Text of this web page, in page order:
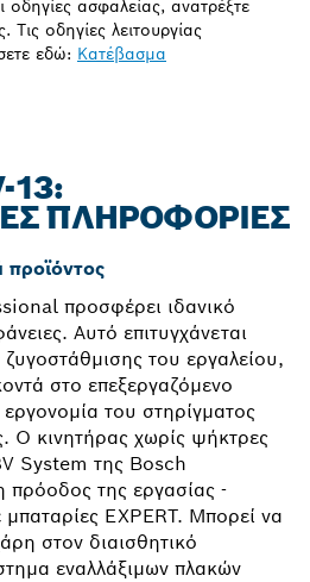
οδηγίες ασφαλείας, ανατρέξτε
Τις οδηγίες λειτουργίας
εδώ: Κατέβασμα
13:
ΠΛΗΡΟΦΟΡΊΕΣ
προϊόντος
προσφέρει ιδανικό
Αυτό επιτυγχάνεται
του εργαλείου,
στο επεξεργαζόμενο
εργονομία του στηρίγματος
Ο κινητήρας χωρίς ψήκτρες
System της Bosch
πρόοδος της εργασίας -
EXPERT. Μπορεί να
στον διαισθητικό
εναλλάξιμων πλακών